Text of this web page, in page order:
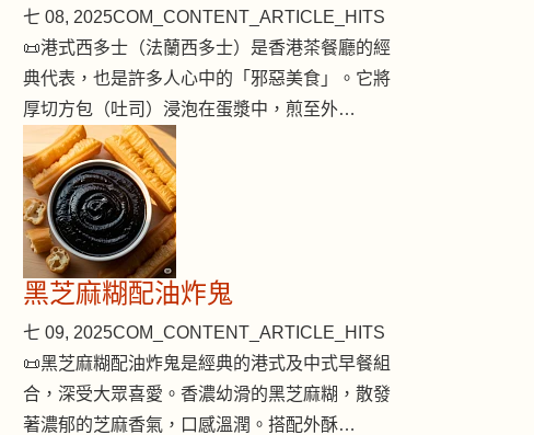
七 08, 2025COM_CONTENT_ARTICLE_HITS
📜港式西多士（法蘭西多士）是香港茶餐廳的經
典代表，也是許多人心中的「邪惡美食」。它將
厚切方包（吐司）浸泡在蛋漿中，煎至外…
黑芝麻糊配油炸鬼
七 09, 2025COM_CONTENT_ARTICLE_HITS
📜黑芝麻糊配油炸鬼是經典的港式及中式早餐組
合，深受大眾喜愛。香濃幼滑的黑芝麻糊，散發
著濃郁的芝麻香氣，口感溫潤。搭配外酥…